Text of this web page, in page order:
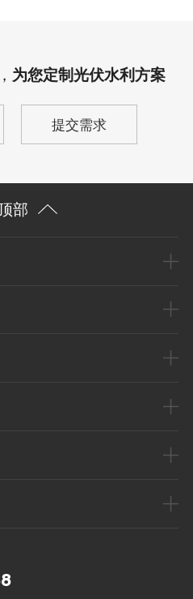
为您定制光伏水利方案
提交需求
部